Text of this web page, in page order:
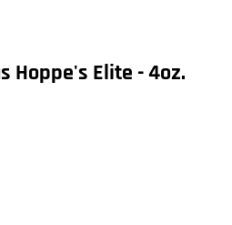
Hoppe's Elite - 4oz.